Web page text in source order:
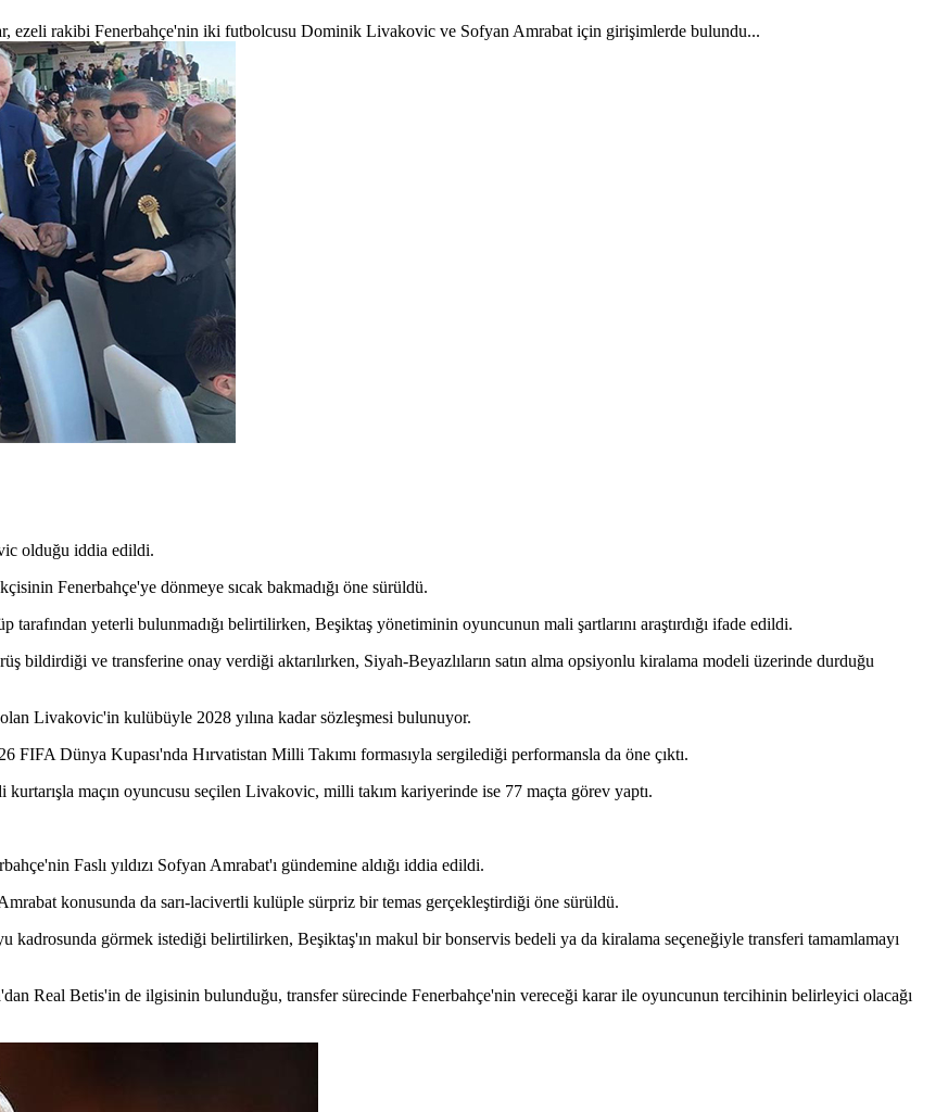
ezeli rakibi Fenerbahçe'nin iki futbolcusu Dominik Livakovic ve Sofyan Amrabat için girişimlerde bulundu...
olduğu iddia edildi.
Fenerbahçe'ye dönmeye sıcak bakmadığı öne sürüldü.
yeterli bulunmadığı belirtilirken, Beşiktaş yönetiminin oyuncunun mali şartlarını araştırdığı ifade edildi.
ve transferine onay verdiği aktarılırken, Siyah-Beyazlıların satın alma opsiyonlu kiralama modeli üzerinde durduğu
Livakovic'in kulübüyle 2028 yılına kadar sözleşmesi bulunuyor.
Dünya Kupası'nda Hırvatistan Milli Takımı formasıyla sergilediği performansla da öne çıktı.
kurtarışla maçın oyuncusu seçilen Livakovic, milli takım kariyerinde ise 77 maçta görev yaptı.
Faslı yıldızı Sofyan Amrabat'ı gündemine aldığı iddia edildi.
konusunda da sarı-lacivertli kulüple sürpriz bir temas gerçekleştirdiği öne sürüldü.
kadrosunda görmek istediği belirtilirken, Beşiktaş'ın makul bir bonservis bedeli ya da kiralama seçeneğiyle transferi tamamlamayı
Real Betis'in de ilgisinin bulunduğu, transfer sürecinde Fenerbahçe'nin vereceği karar ile oyuncunun tercihinin belirleyici olacağı